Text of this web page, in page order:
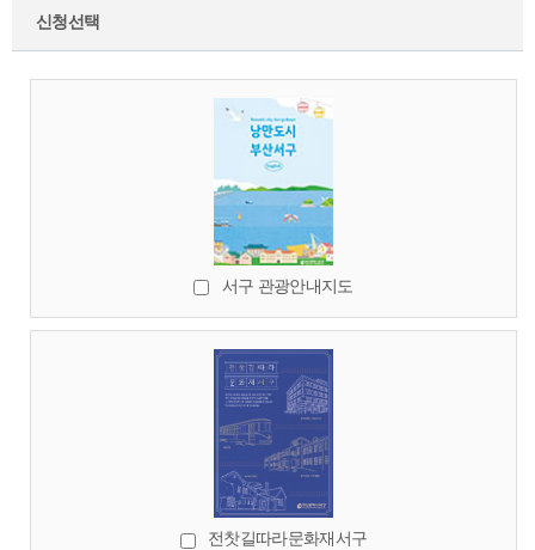
※ 작성자 성명, 주소, 전화번호
- 보존 근거 : 공공기록물 관리에 관한 법령, 민원사무처리에 관한 법령 등 기타
관계법령의 규정에 의하여 보존할 필요가 있는 경우, 관계법령에서 정한 일정
한 기간 동안 회원정보를 보관합니다.
서구청의 각종 서비스 이용을 위하여 최소한의 정보만을 수집하고 있으며, 필
수항목에 대하여 동의를 하여야만 서비스제공이 가능합니다. 개인정보제공
자가 동의 거부 시, 서비스제공을 위한 정보부족으로 홈페이지를 통한 서비스
상기 내용을 확인하였으며 본인의 개인정보를 제공할 것을 동의 합니다.
신청선택
서구 관광안내지도
전찻길따라문화재서구